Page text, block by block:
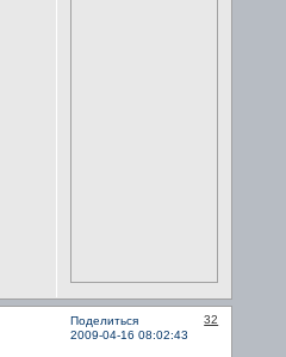
Поделиться
32
2009-04-16 08:02:43